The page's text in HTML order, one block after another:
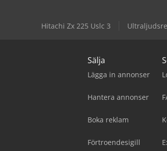
Hitachi Zx 225 Uslc 3
Sälja
Lägga in annonser
Hantera annonser
Boka reklam
Förtroendesigill